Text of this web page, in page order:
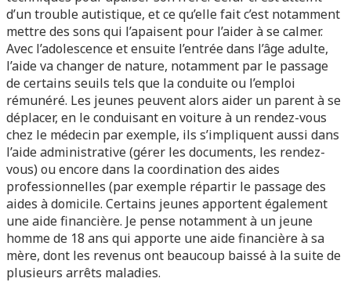
d’un trouble autistique, et ce qu’elle fait c’est notamment
mettre des sons qui l’apaisent pour l’aider à se calmer.
Avec l’adolescence et ensuite l’entrée dans l’âge adulte,
l’aide va changer de nature, notamment par le passage
de certains seuils tels que la conduite ou l’emploi
rémunéré. Les jeunes peuvent alors aider un parent à se
déplacer, en le conduisant en voiture à un rendez-vous
chez le médecin par exemple, ils s’impliquent aussi dans
l’aide administrative (gérer les documents, les rendez-
vous) ou encore dans la coordination des aides
professionnelles (par exemple répartir le passage des
aides à domicile. Certains jeunes apportent également
une aide financière. Je pense notamment à un jeune
homme de 18 ans qui apporte une aide financière à sa
mère, dont les revenus ont beaucoup baissé à la suite de
plusieurs arrêts maladies.